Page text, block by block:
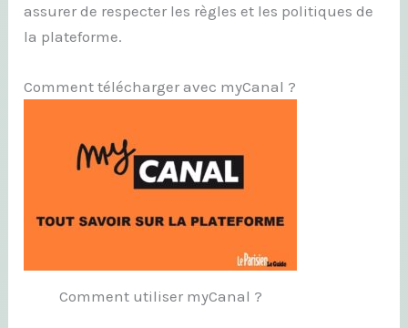
assurer de respecter les règles et les politiques de
la plateforme.
Comment télécharger avec myCanal ?
Comment utiliser myCanal ?